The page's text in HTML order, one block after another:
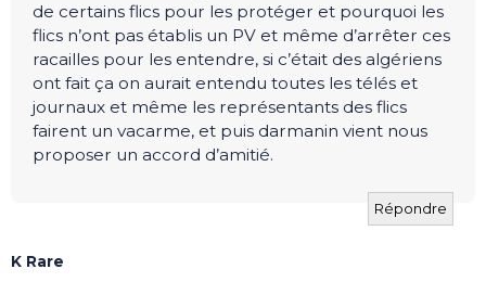
de certains flics pour les protéger et pourquoi les
flics n’ont pas établis un PV et même d’arrêter ces
racailles pour les entendre, si c’était des algériens
ont fait ça on aurait entendu toutes les télés et
journaux et même les représentants des flics
fairent un vacarme, et puis darmanin vient nous
proposer un accord d’amitié.
Répondre
K Rare